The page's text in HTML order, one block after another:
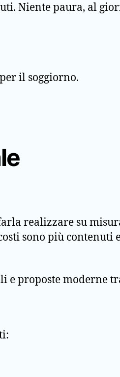
Niente paura, al
il soggiorno.
realizzare su
sono più
e proposte moderne